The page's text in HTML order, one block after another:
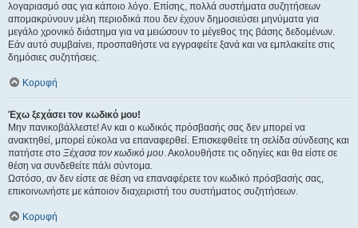
λογαριασμό σας για κάποιο λόγο. Επίσης, πολλά συστήματα συζητήσεων
απομακρύνουν μέλη περιοδικά που δεν έχουν δημοσιεύσει μηνύματα για
μεγάλο χρονικό διάστημα για να μειώσουν το μέγεθος της βάσης δεδομένων.
Εάν αυτό συμβαίνει, προσπαθήστε να εγγραφείτε ξανά και να εμπλακείτε στις
δημόσιες συζητήσεις.
Κορυφή
Έχω ξεχάσει τον κωδικό μου!
Μην πανικοβάλλεστε! Αν και ο κωδικός πρόσβασής σας δεν μπορεί να
ανακτηθεί, μπορεί εύκολα να επαναφερθεί. Επισκεφθείτε τη σελίδα σύνδεσης και
πατήστε στο Ξέχασα τον κωδικό μου. Ακολουθήστε τις οδηγίες και θα είστε σε
θέση να συνδεθείτε πάλι σύντομα.
Ωστόσο, αν δεν είστε σε θέση να επαναφέρετε τον κωδικό πρόσβασής σας,
επικοινωνήστε με κάποιον διαχειριστή του συστήματος συζητήσεων.
Κορυφή